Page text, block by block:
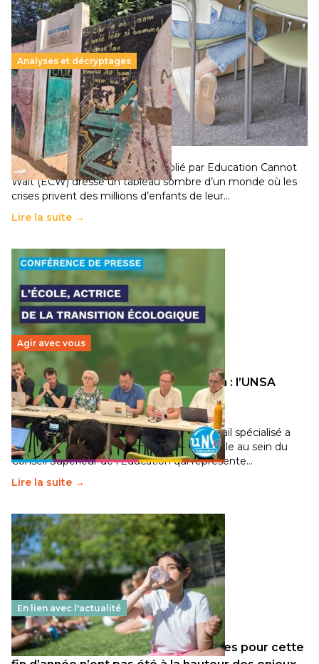
Analyses et décryptages
258 millions d’enfants victimes de la guerre, des
chocs climatiques et des déplacements de
population
11 juillet 2026- National
Un nouveau rapport mondial publié par Education Cannot
Wait (ECW) dresse un tableau sombre d’un monde où les
crises privent des millions d’enfants de leur…
Lire la suite →
Agir avec vous
Transition écologique de l’éducation : l’UNSA
Éducation fait bouger les lignes
30 juin 2026-National
Pendant plusieurs mois, un groupe de travail spécialisé a
travaillé sur la transition écologique de l’Ecole au sein du
Conseil Supérieur de l’Éducation qui représente…
Lire la suite →
En lien avec l'actualité
Les décisions ministérielles attendues pour cette